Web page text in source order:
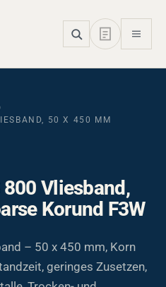
50 X 450 MM
Vliesband,
Korund F3W
– 50 x 450 mm, Korn
geringes Zusetzen,